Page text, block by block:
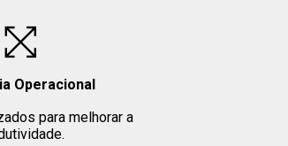
Operacional
para melhorar a